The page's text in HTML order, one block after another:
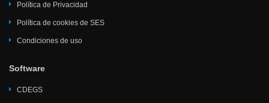
Política de Privacidad
Política de cookies de SES
Condiciones de uso
Software
CDEGS